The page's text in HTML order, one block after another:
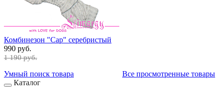
Комбинезон "Cap" серебристый
990 руб.
1 190 руб.
Все просмотренные товары
Умный поиск товара
Каталог